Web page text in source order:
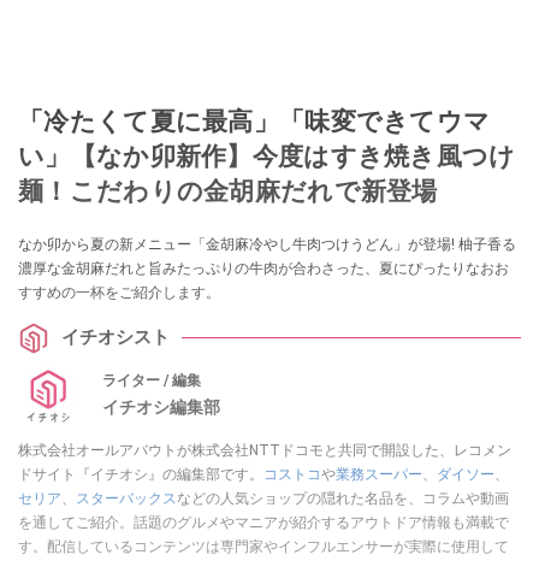
「冷たくて夏に最高」「味変できてウマ
い」【なか卯新作】今度はすき焼き風つけ
麺！こだわりの金胡麻だれで新登場
なか卯から夏の新メニュー「金胡麻冷やし牛肉つけうどん」が登場! 柚子香る
濃厚な金胡麻だれと旨みたっぷりの牛肉が合わさった、夏にぴったりなおお
すすめの一杯をご紹介します。
イチオシスト
ライター / 編集
イチオシ編集部
株式会社オールアバウトが株式会社NTTドコモと共同で開設した、レコメン
ドサイト『イチオシ』の編集部です。
コストコや業務スーパー、 ダイソー、
セリア、 スターバックスなどの人気ショップの隠れた名品を、コラムや動画
を通してご紹介。話題のグルメやマニアが紹介するアウトドア情報も満載で
す。配信しているコンテンツは専門家やインフルエンサーが実際に使用して